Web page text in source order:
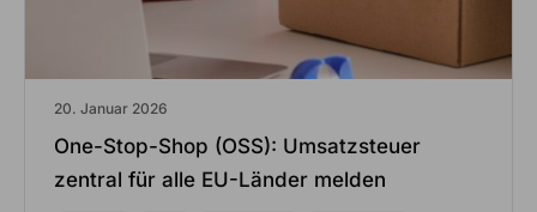
20. Januar 2026
One-Stop-Shop (OSS): Umsatzsteuer
zentral für alle EU-Länder melden